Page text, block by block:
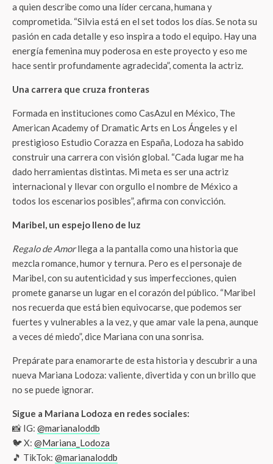
a quien describe como una líder cercana, humana y
comprometida. “Silvia está en el set todos los días. Se nota su
pasión en cada detalle y eso inspira a todo el equipo. Hay una
energía femenina muy poderosa en este proyecto y eso me
hace sentir profundamente agradecida”, comenta la actriz.
Una carrera que cruza fronteras
Formada en instituciones como CasAzul en México, The
American Academy of Dramatic Arts en Los Ángeles y el
prestigioso Estudio Corazza en España, Lodoza ha sabido
construir una carrera con visión global. “Cada lugar me ha
dado herramientas distintas. Mi meta es ser una actriz
internacional y llevar con orgullo el nombre de México a
todos los escenarios posibles”, afirma con convicción.
Maribel, un espejo lleno de luz
Regalo de Amorllega a la pantalla como una historia que
mezcla romance, humor y ternura. Pero es el personaje de
Maribel, con su autenticidad y sus imperfecciones, quien
promete ganarse un lugar en el corazón del público. “Maribel
nos recuerda que está bien equivocarse, que podemos ser
fuertes y vulnerables a la vez, y que amar vale la pena, aunque
a veces dé miedo”, dice Mariana con una sonrisa.
Prepárate para enamorarte de esta historia y descubrir a una
nueva Mariana Lodoza: valiente, divertida y con un brillo que
no se puede ignorar.
Sigue a Mariana Lodoza en redes sociales:
📸 IG: @marianaloddb
🐦 X: @Mariana_Lodoza
🎵 TikTok: @marianaloddb